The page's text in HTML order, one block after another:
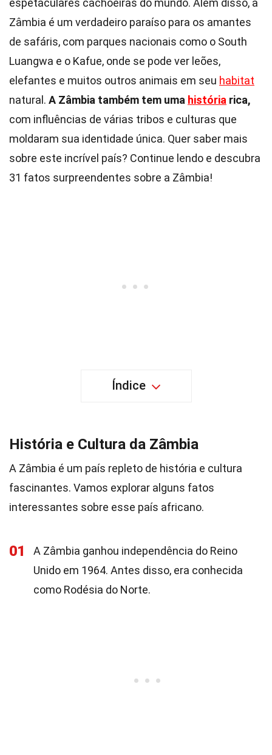
espetaculares cachoeiras do mundo. Além disso, a
Zâmbia é um verdadeiro paraíso para os amantes
de safáris, com parques nacionais como o South
Luangwa e o Kafue, onde se pode ver leões,
elefantes e muitos outros animais em seu habitat
natural. A Zâmbia também tem uma história rica,
com influências de várias tribos e culturas que
moldaram sua identidade única. Quer saber mais
sobre este incrível país? Continue lendo e descubra
31 fatos surpreendentes sobre a Zâmbia!
Índice
História e Cultura da Zâmbia
A Zâmbia é um país repleto de história e cultura
fascinantes. Vamos explorar alguns fatos
interessantes sobre esse país africano.
01
A Zâmbia ganhou independência do Reino
Unido em 1964. Antes disso, era conhecida
como Rodésia do Norte.